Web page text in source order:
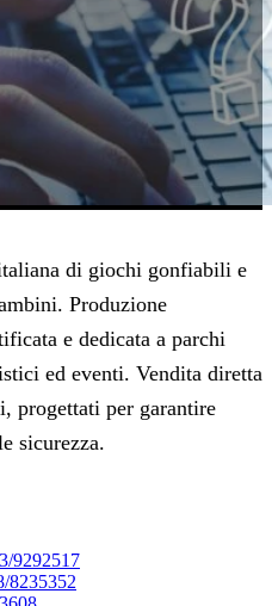
di giochi gonfiabili e
Produzione
e dedicata a parchi
ed eventi. Vendita diretta
progettati per garantire
sicurezza.
9292517
8235352